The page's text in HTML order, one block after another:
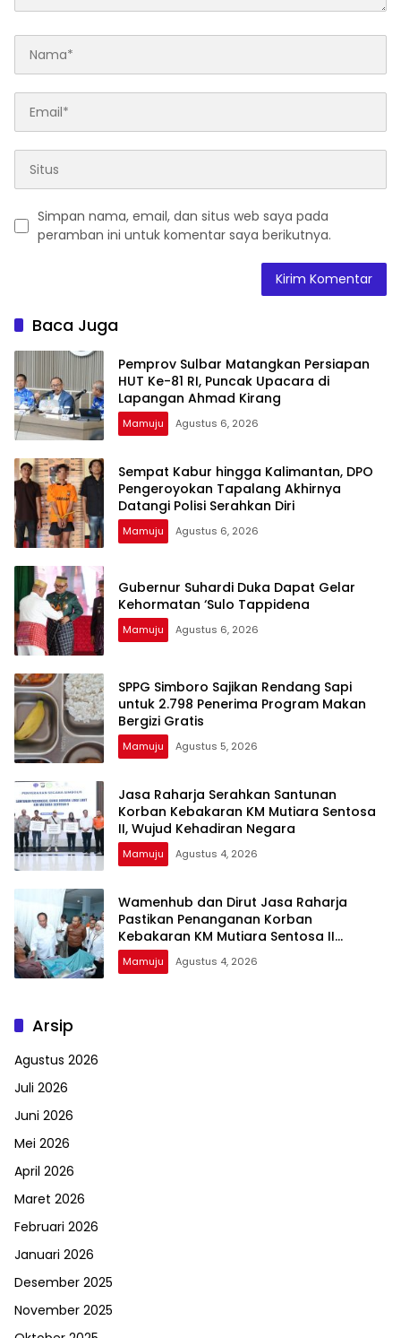
Simpan nama, email, dan situs web saya pada
peramban ini untuk komentar saya berikutnya.
Baca Juga
Pemprov Sulbar Matangkan Persiapan
HUT Ke-81 RI, Puncak Upacara di
Lapangan Ahmad Kirang
Mamuju Agustus 6, 2026
Sempat Kabur hingga Kalimantan, DPO
Pengeroyokan Tapalang Akhirnya
Datangi Polisi Serahkan Diri
Mamuju Agustus 6, 2026
Gubernur Suhardi Duka Dapat Gelar
Kehormatan ‘Sulo Tappidena
Mamuju Agustus 6, 2026
SPPG Simboro Sajikan Rendang Sapi
untuk 2.798 Penerima Program Makan
Bergizi Gratis
Mamuju Agustus 5, 2026
Jasa Raharja Serahkan Santunan
Korban Kebakaran KM Mutiara Sentosa
II, Wujud Kehadiran Negara
Mamuju Agustus 4, 2026
Wamenhub dan Dirut Jasa Raharja
Pastikan Penanganan Korban
Kebakaran KM Mutiara Sentosa II
Berjalan Optimal
Mamuju Agustus 4, 2026
Arsip
Agustus 2026
Juli 2026
Juni 2026
Mei 2026
April 2026
Maret 2026
Februari 2026
Januari 2026
Desember 2025
November 2025